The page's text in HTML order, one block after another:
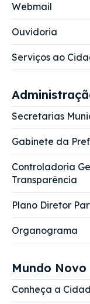
Webmail
Ouvidoria
Serviços ao
Secretarias
Gabinete da
Controladoria
Transparência
Plano Diretor
Organograma
Mundo Novo
Conheça a